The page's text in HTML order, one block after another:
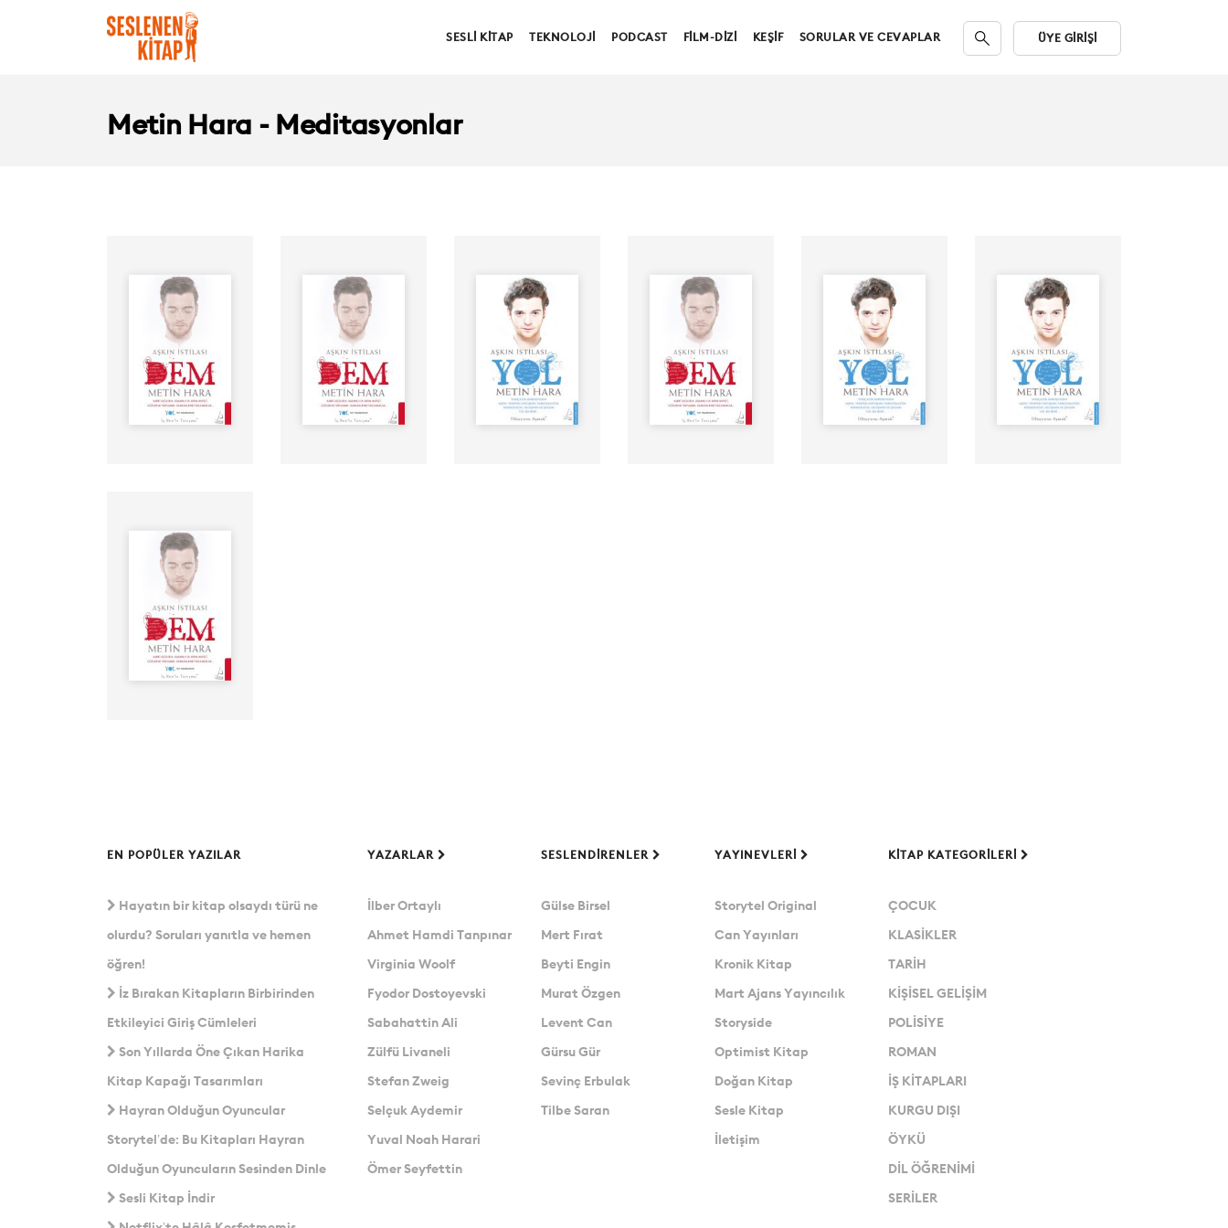
SESLI KITAP TEKNOLOJI PODCAST FILM-DIZI KEŞIF SORULAR VE CEVAPLAR ÜYE GIRIŞI
Metin Hara - Meditasyonlar
Seslendiren:
Yayınevi: İnsanagüven
Süre: 4Dak
Seslendiren:
Yayınevi: İnsanagüven
Süre: 21Dak
Seslendiren:
Yayınevi: İnsanagüven
Süre: 13Dak
Seslendiren:
Yayınevi: İnsanagüven
Süre: 5Dak
Seslendiren:
Yayınevi: İnsanagüven
Süre: 10Dak
Seslendiren:
Yayınevi: İnsanagüven
Süre: 19Dak
Seslendiren:
Yayınevi: İnsanagüven
Süre: 14Dak
EN POPÜLER YAZILAR
Hayatın bir kitap olsaydı türü ne
olurdu? Soruları yanıtla ve hemen
öğren!
İz Bırakan Kitapların Birbirinden
Etkileyici Giriş Cümleleri
Son Yıllarda Öne Çıkan Harika
Kitap Kapağı Tasarımları
Hayran Olduğun Oyuncular
Storytel’de: Bu Kitapları Hayran
Olduğun Oyuncuların Sesinden Dinle
Sesli Kitap İndir
YAZARLAR
İlber Ortaylı
Ahmet Hamdi Tanpınar
Virginia Woolf
Fyodor Dostoyevski
Sabahattin Ali
Zülfü Livaneli
Stefan Zweig
Selçuk Aydemir
Yuval Noah Harari
Ömer Seyfettin
SESLENDIRENLER
Gülse Birsel
Mert Fırat
Beyti Engin
Murat Özgen
Levent Can
Gürsu Gür
Sevinç Erbulak
Tilbe Saran
YAYINEVLERI
Storytel Original
Can Yayınları
Kronik Kitap
Mart Ajans Yayıncılık
Storyside
Optimist Kitap
Doğan Kitap
Sesle Kitap
İletişim
KITAP KATEGORILERI
ÇOCUK
KLASİKLER
TARİH
KİŞİSEL GELİŞİM
POLİSİYE
ROMAN
İŞ KİTAPLARI
KURGU DIŞI
ÖYKÜ
DİL ÖĞRENİMİ
SERİLER